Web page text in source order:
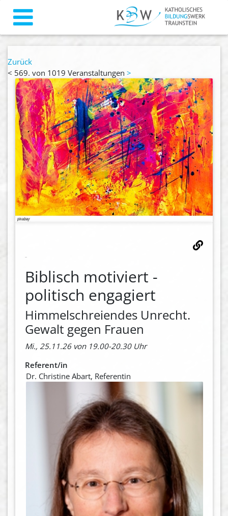
Zurück
< 569. von 1019 Veranstaltungen >
Biblisch motiviert -
politisch engagiert
Himmelschreiendes Unrecht.
Gewalt gegen Frauen
Mi., 25.11.26 von 19.00-20.30 Uhr
Referent/in
Dr. Christine Abart, Referentin